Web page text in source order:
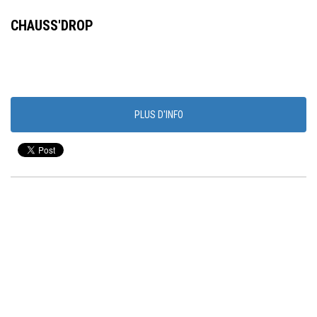
CHAUSS'DROP
PLUS D'INFO